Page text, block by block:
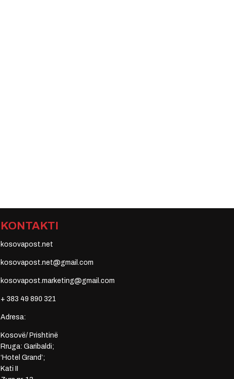
KONTAKTI
kosovapost.net
kosovapost.net@gmail.com
kosovapost.marketing@gmail.com
+ 383 49 890 321
Adresa:
Kosovë/ Prishtinë
Rruga: Garibaldi;
‘Hotel Grand’;
Kati II